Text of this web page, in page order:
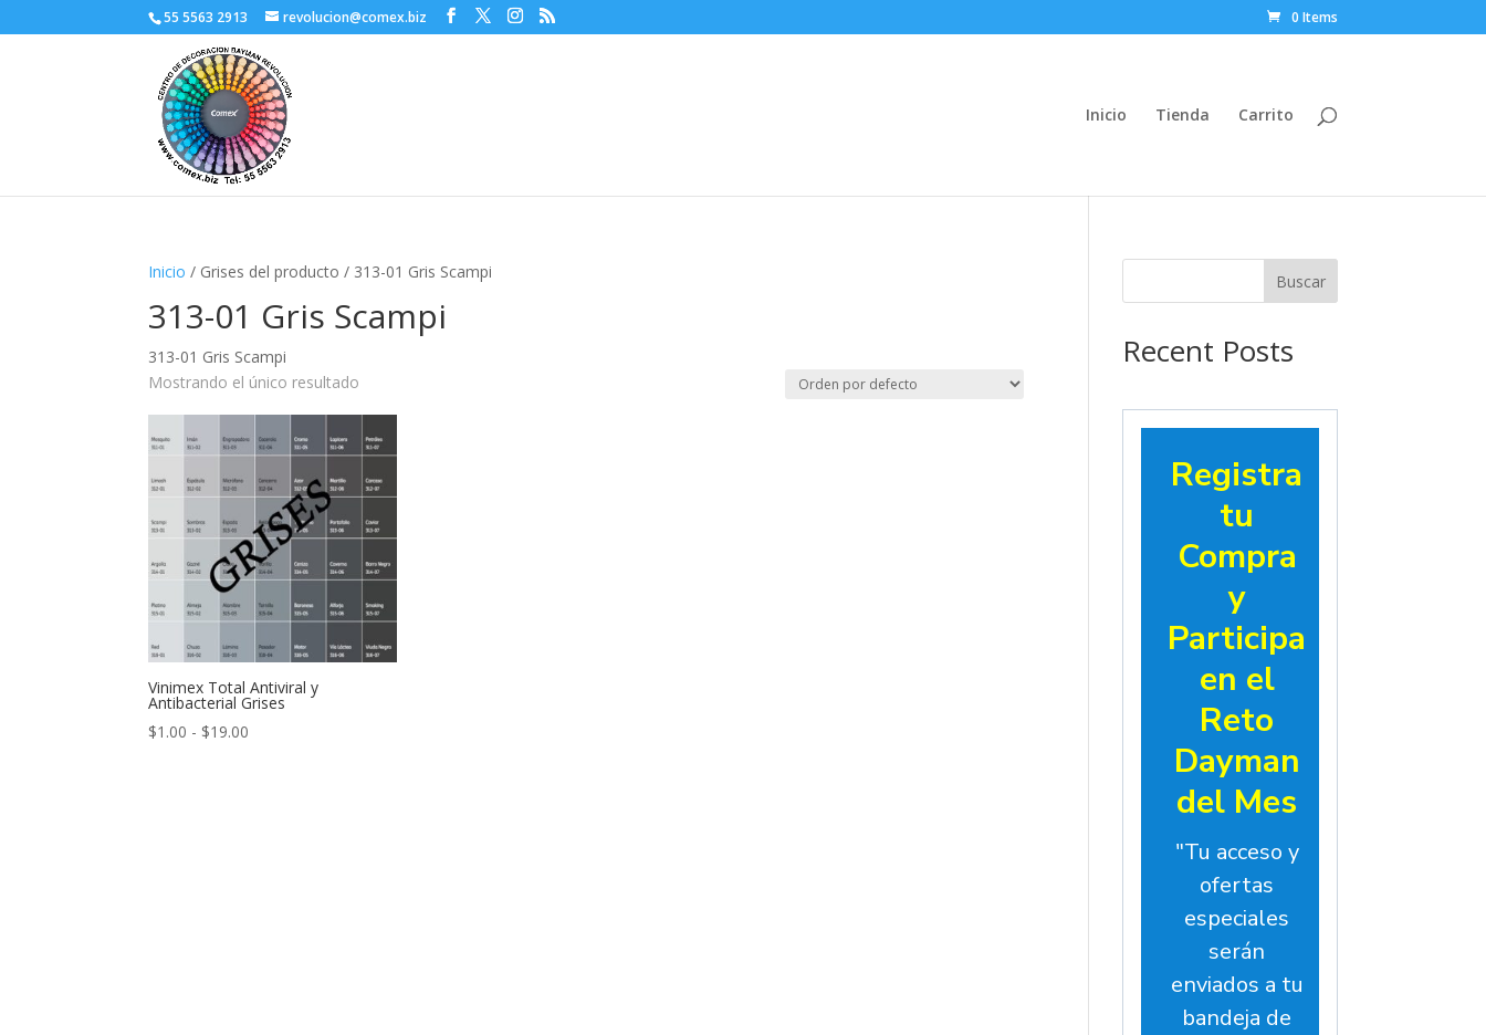
55 5563 2913 revolucion@comex.biz 0 Items
Inicio Tienda Carrito
Inicio / Grises del producto / 313-01 Gris Scampi
313-01 Gris Scampi
313-01 Gris Scampi
Mostrando el único resultado
Vinimex Total Antiviral y
Antibacterial Grises
$1.00 - $19.00
Buscar
Recent Posts
Registra
tu
Compra
y
Participa
en el
Reto
Dayman
del Mes
"Tu acceso y
ofertas
especiales
serán
enviados a tu
bandeja de